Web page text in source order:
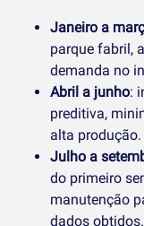
Janeiro a
parque fabril,
demanda no
Abril a junho:
preditiva,
alta produção.
Julho a
do primeiro
manutenção
dados obtidos.